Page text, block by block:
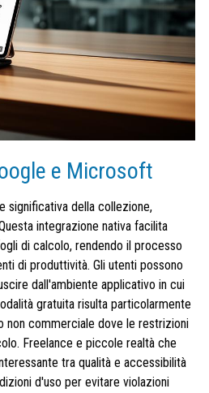
e Microsoft
significativa della collezione,
integrazione nativa facilita
di calcolo, rendendo il processo
di produttività. Gli utenti possono
dall'ambiente applicativo in cui
gratuita risulta particolarmente
non commerciale dove le restrizioni
Freelance e piccole realtà che
tra qualità e accessibilità
d'uso per evitare violazioni